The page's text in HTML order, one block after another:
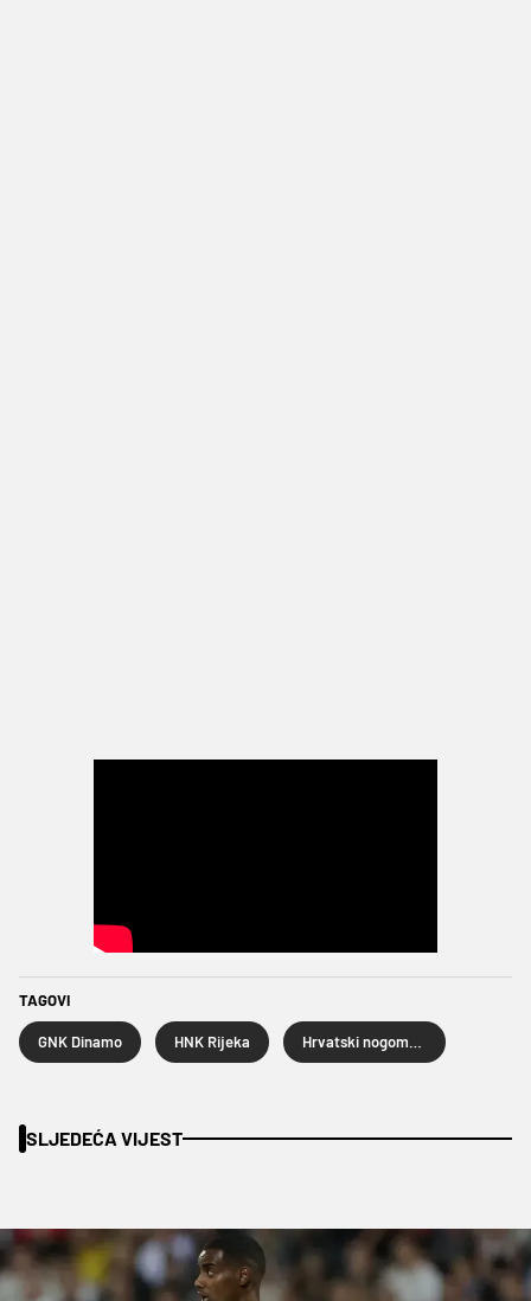
TAGOVI
GNK Dinamo HNK Rijeka
SLJEDEĆA VIJEST